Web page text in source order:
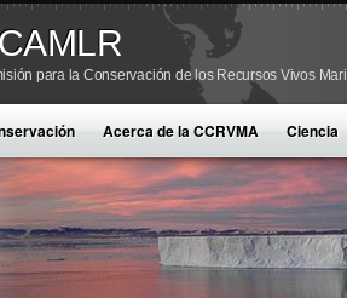
para la Conservación de los Recursos Vivos
Acerca de la CCRVMA Ciencia